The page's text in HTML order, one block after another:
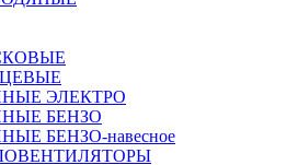
ЭЛЕКТРО
БЕНЗО
БЕНЗО-навесное